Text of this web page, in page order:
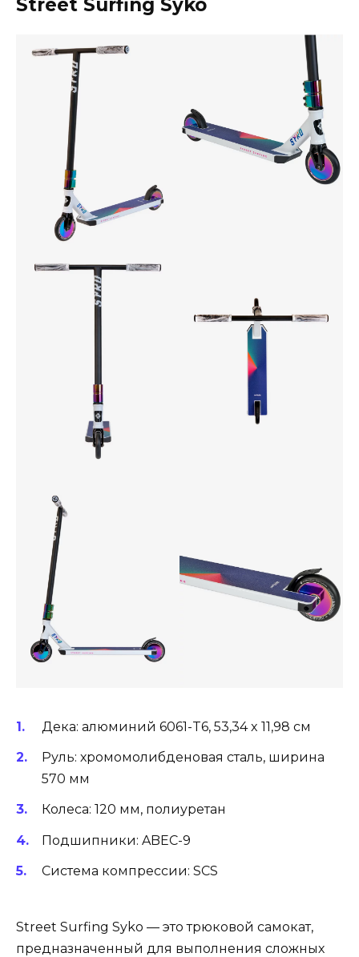
Street Surfing Syko
Дека: алюминий 6061-T6, 53,34 x 11,98 см
Руль: хромомолибденовая сталь, ширина
570 мм
Колеса: 120 мм, полиуретан
Подшипники: ABEC-9
Система компрессии: SCS
Street Surfing Syko — это трюковой самокат,
предназначенный для выполнения сложных